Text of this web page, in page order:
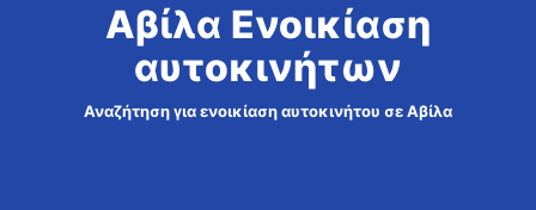
Αβίλα Ενοικίαση
αυτοκινήτων
Αναζήτηση για ενοικίαση αυτοκινήτου σε Αβίλα